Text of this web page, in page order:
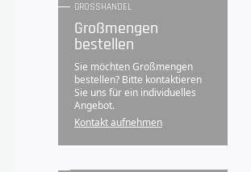
GROSSHANDEL
Großmengen
bestellen
Sie möchten Großmengen
bestellen? Bitte kontaktieren
Sie uns für ein individuelles
Angebot.
Kontakt aufnehmen